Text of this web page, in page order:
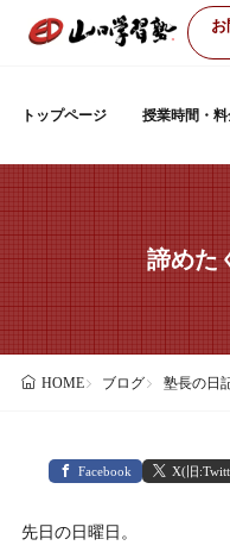
お
トップページ 授業時間・
諦めた
HOME ブログ 塾長の日
Facebook X(旧
先日の日曜日。